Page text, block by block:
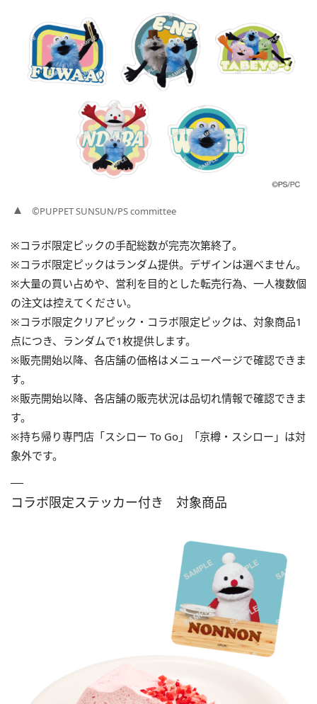
©PUPPET SUNSUN/PS committee
※コラボ限定ピックの手配総数が完売次第終了。
※コラボ限定ピックはランダム提供。デザインは選べません。
※大量の買い占めや、営利を目的とした転売行為、一人複数個
の注文は控えてください。
※コラボ限定クリアピック・コラボ限定ピックは、対象商品1
点につき、ランダムで1枚提供します。
※販売開始以降、各店舗の価格はメニューページで確認できま
す。
※販売開始以降、各店舗の販売状況は品切れ情報で確認できま
す。
※持ち帰り専門店「スシロー To Go」「京樽・スシロー」は対
象外です。
コラボ限定ステッカー付き 対象商品